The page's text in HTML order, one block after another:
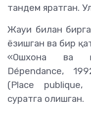
тандем яратган.
Жауи билан
ёзишган ва бир
«Ошхона ва
Dépendance,
(Place
суратга олишган.